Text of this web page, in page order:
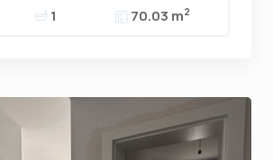
1 70.03 m2